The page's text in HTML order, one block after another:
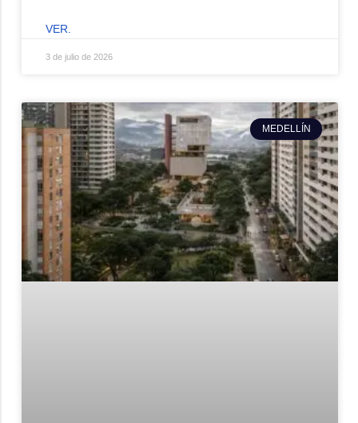
VER.
3 de julio de 2026
MEDELLÍN